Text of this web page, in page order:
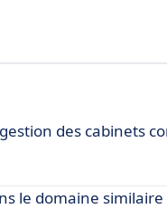
des cabinets
le domaine similaire